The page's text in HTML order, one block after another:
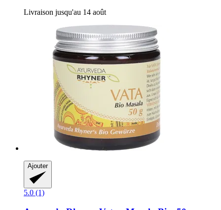
Livraison jusqu'au 14 août
Ajouter
5.0 (1)